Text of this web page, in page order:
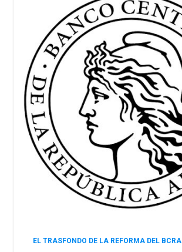
EL TRASFONDO DE LA REFORMA DEL BCRA